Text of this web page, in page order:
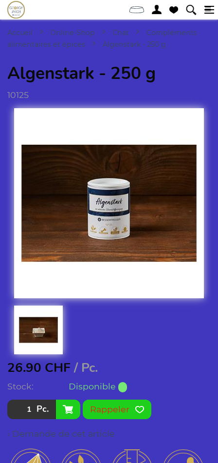
Accueil Online-Shop Chat
Compléments
alimentaires et épices
Algenstark - 250 g
Algenstark - 250 g
10125
26.90 CHF/ Pc.
Stock: Disponible
Pc. Rappeler
› Demande de cet article